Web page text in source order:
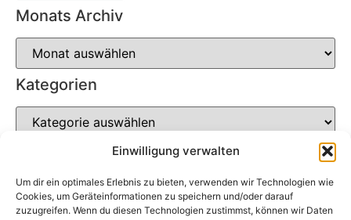
Einwilligung verwalten
Um dir ein optimales Erlebnis zu bieten, verwenden wir Technologien wie
Cookies, um Geräteinformationen zu speichern und/oder darauf
zuzugreifen. Wenn du diesen Technologien zustimmst, können wir Daten
Monats Archiv
Kategorien
Soziale Netzwerke